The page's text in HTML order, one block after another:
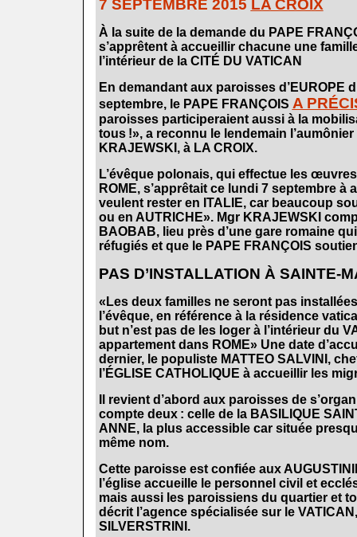
7 SEPTEMBRE 2015 LA CROIX
À la suite de la demande du PAPE
s’apprêtent à accueillir chacune une
l’intérieur de la CITÉ DU VATICAN
En demandant aux paroisses d’EUROPE
septembre, le PAPE FRANÇOIS A
paroisses participeraient aussi à la
tous !», a reconnu le lendemain
KRAJEWSKI, à LA CROIX.
L’évêque polonais, qui effectue les
ROME, s’apprêtait ce lundi 7 septembre
veulent rester en ITALIE, car beaucoup
ou en AUTRICHE». Mgr KRAJEWSKI
BAOBAB, lieu près d’une gare romaine
réfugiés et que le PAPE FRANÇOIS
PAS D’INSTALLATION À SAINTE-
«Les deux familles ne seront pas
l’évêque, en référence à la résidence
but n’est pas de les loger à l’intérieur du
appartement dans ROME» Une date
dernier, le populiste MATTEO SALVINI,
l’ÉGLISE CATHOLIQUE à accueillir les
Il revient d’abord aux paroisses de
compte deux : celle de la BASILIQUE
ANNE, la plus accessible car située
même nom.
Cette paroisse est confiée aux
l’église accueille le personnel civil et
mais aussi les paroissiens du quartier et
décrit l’agence spécialisée sur le
SILVERSTRINI.